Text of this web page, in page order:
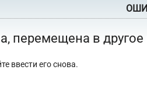
перемещена в
ввести его снова.